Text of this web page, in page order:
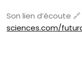
Son lien d’écoute
sciences.com/